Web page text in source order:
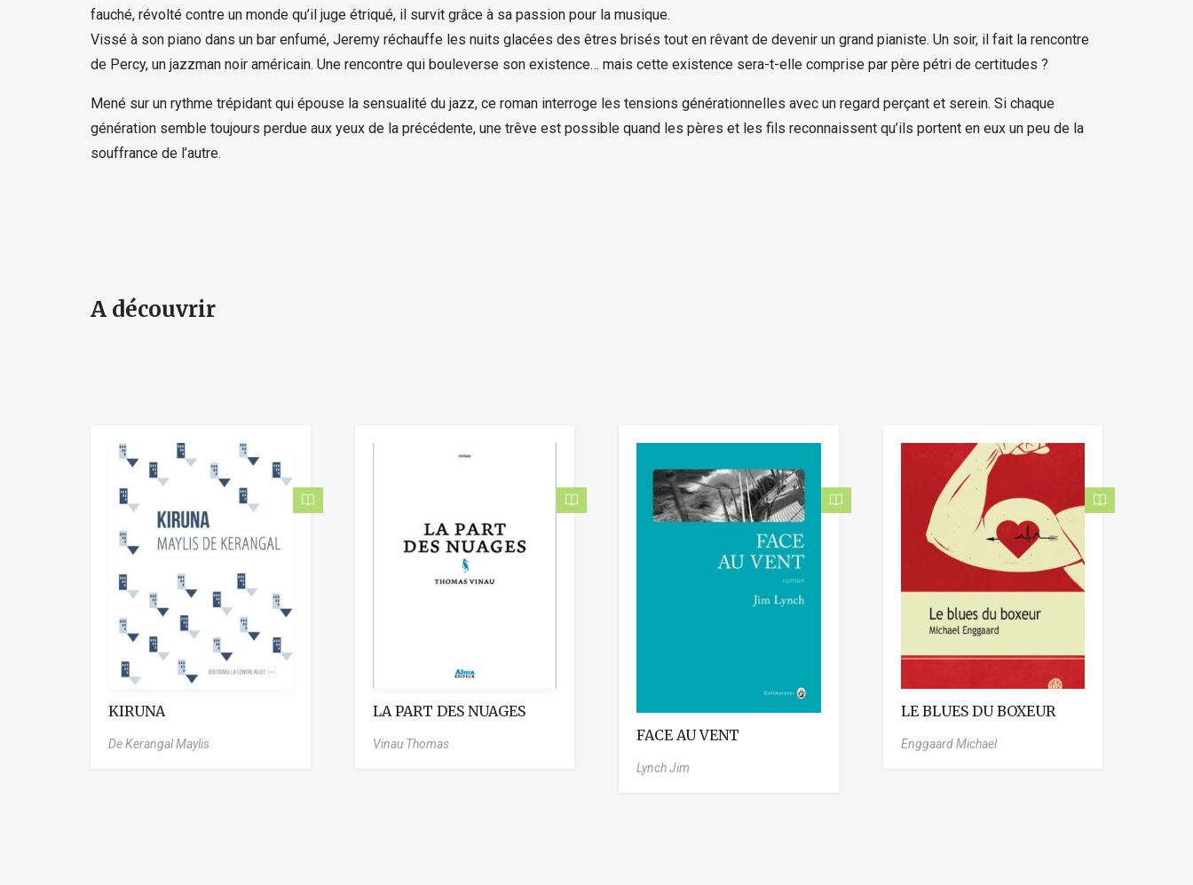
fauché, révolté contre un monde qu’il juge étriqué, il survit grâce à sa passion pour la musique.
Vissé à son piano dans un bar enfumé, Jeremy réchauffe les nuits glacées des êtres brisés tout en rêvant de devenir un grand pianiste. Un soir, il fait la rencontre
de Percy, un jazzman noir américain. Une rencontre qui bouleverse son existence… mais cette existence sera-t-elle comprise par père pétri de certitudes ?
Mené sur un rythme trépidant qui épouse la sensualité du jazz, ce roman interroge les tensions générationnelles avec un regard perçant et serein. Si chaque
génération semble toujours perdue aux yeux de la précédente, une trêve est possible quand les pères et les fils reconnaissent qu’ils portent en eux un peu de la
souffrance de l’autre.
A découvrir
KIRUNA
De Kerangal Maylis
LA PART DES NUAGES
Vinau Thomas FACE AU VENT
Lynch Jim
LE BLUES DU BOXEUR
Enggaard Michael